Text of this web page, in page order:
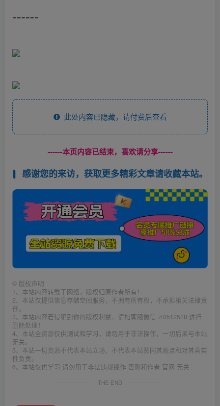
======
此处内容已隐藏，请付费后查看
------本页内容已结束，喜欢请分享------
感谢您的来访，获取更多精彩文章请收藏本站。
© 版权声明
1、本站内容转载于网络，版权归原作者所有！
2、本站仅提供信息存储空间服务，不拥有所有权，不承担相关法律责
任。
3、本站内容若侵犯到你的版权利益，请加客服微信 zt0512518 进行
删除处理！
4、本站全资源仅供测试和学习，请勿用于非法操作，一切后果与本站
无关。
5、本站一切资源不代表本站立场，不代表本站赞同其观点和对其真实
性负责。
6、本站仅供学习 请勿用于非法违规操作 否则和作者 官网 无关
THE END